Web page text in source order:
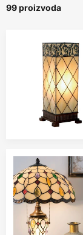
99 proizvoda